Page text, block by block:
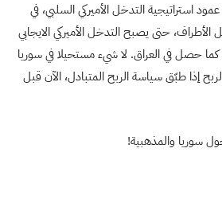
استراتيجية التدخل الأميركي السلبي، في
الأطراف، حتى يصبح التدخل الأميركي الايجابي
كما حصل في العراق. لا شيء مستحيلا في سوريا
إذا طبّق سياسة الربح المتبادل، الآن قبل
سوريا والمذهبية!